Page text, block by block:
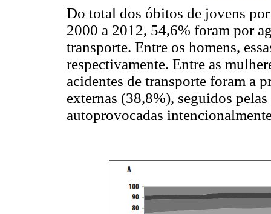
Do total dos óbitos de jovens
2000 a 2012, 54,6% foram por
transporte. Entre os homens,
respectivamente. Entre as
acidentes de transporte foram a
externas (38,8%), seguidos
autoprovocadas